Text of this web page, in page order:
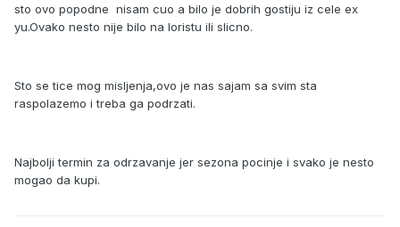
sto ovo popodne nisam cuo a bilo je dobrih gostiju iz cele ex
yu.Ovako nesto nije bilo na loristu ili slicno.
Sto se tice mog misljenja,ovo je nas sajam sa svim sta
raspolazemo i treba ga podrzati.
Najbolji termin za odrzavanje jer sezona pocinje i svako je nesto
mogao da kupi.